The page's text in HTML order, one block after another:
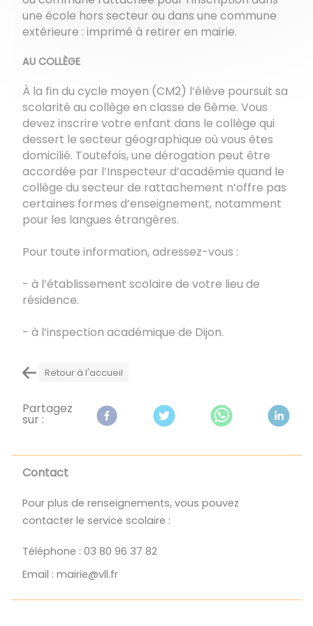
une école hors secteur ou dans une commune
extérieure : imprimé à retirer en mairie.
AU COLLÈGE
À la fin du cycle moyen (CM2) l’élève poursuit sa
scolarité au collège en classe de 6ème. Vous
devez inscrire votre enfant dans le collège qui
dessert le secteur géographique où vous êtes
domicilié. Toutefois, une dérogation peut être
accordée par l’Inspecteur d’académie quand le
collège du secteur de rattachement n’offre pas
certaines formes d’enseignement, notamment
pour les langues étrangères.
Pour toute information, adressez-vous :
- à l’établissement scolaire de votre lieu de
résidence.
- à l’inspection académique de Dijon.
Retour à l'accueil
Partagez
sur :
Contact
Pour plus de renseignements, vous pouvez
contacter le service scolaire :
Téléphone : 03 80 96 37 82
Email : mairie@vll.fr